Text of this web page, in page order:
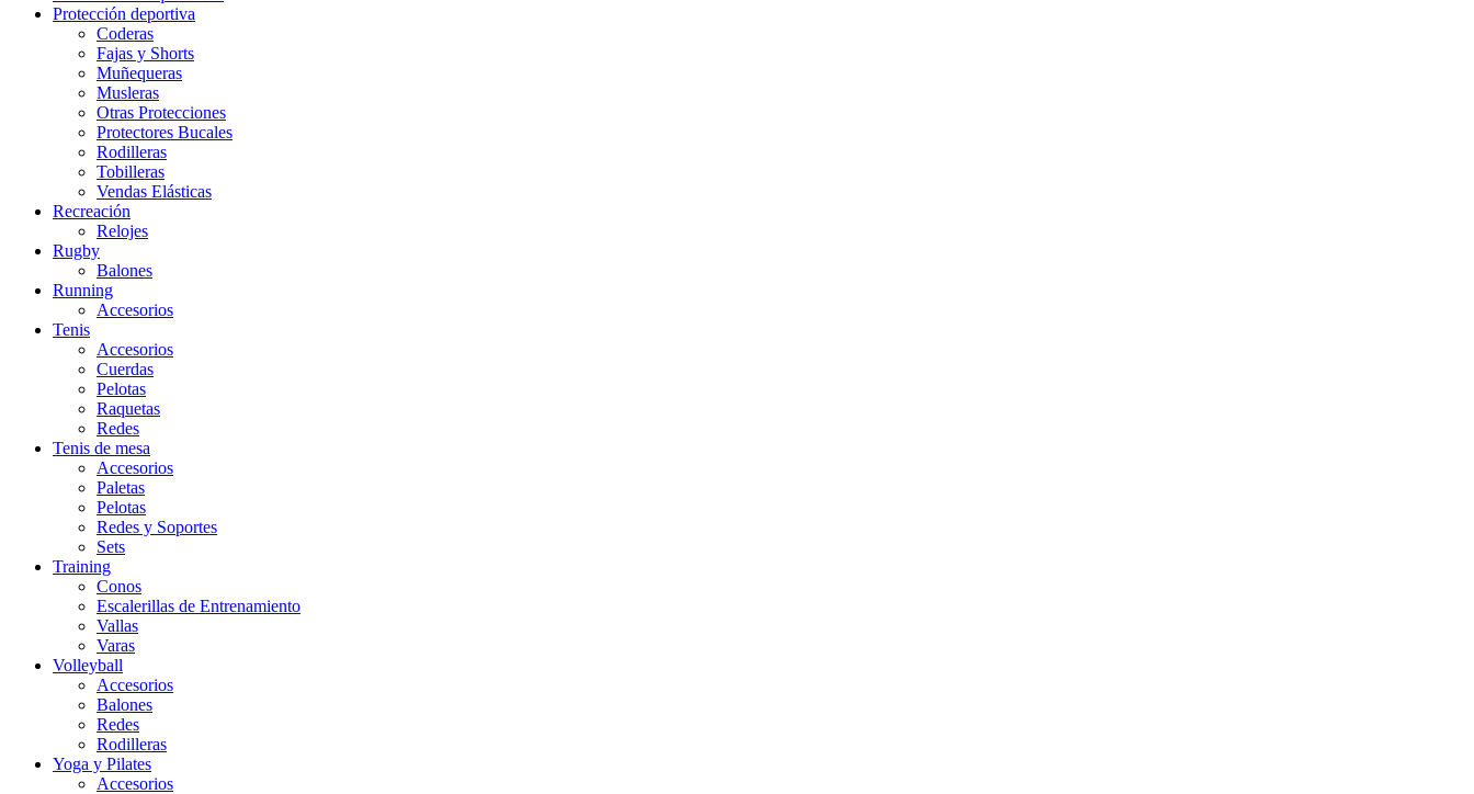
Protección deportiva
Coderas
Fajas y Shorts
Muñequeras
Musleras
Otras Protecciones
Protectores Bucales
Rodilleras
Tobilleras
Vendas Elásticas
Recreación
Relojes
Rugby
Balones
Running
Accesorios
Tenis
Accesorios
Cuerdas
Pelotas
Raquetas
Redes
Tenis de mesa
Accesorios
Paletas
Pelotas
Redes y Soportes
Sets
Training
Conos
Escalerillas de Entrenamiento
Vallas
Varas
Volleyball
Accesorios
Balones
Redes
Rodilleras
Yoga y Pilates
Accesorios